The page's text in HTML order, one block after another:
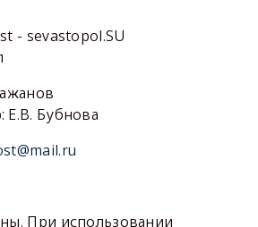
- sevastopol.SU
Е.В. Бубнова
При использовании